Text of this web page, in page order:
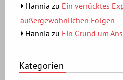
Hannia zu Ein verrücktes
außergewöhnlichen Folgen
Hannia zu Ein Grund um
Kategorien